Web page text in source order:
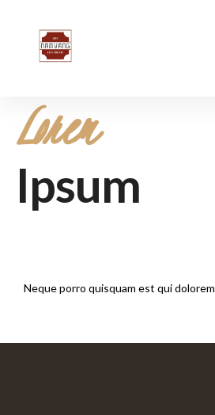
Lorem
Ipsum
Neque porro quisquam est qui dolorem